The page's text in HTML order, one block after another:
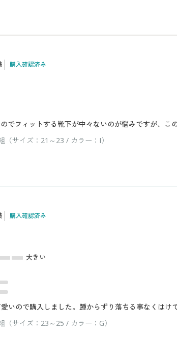
購入確認済み
でフィットする靴下が中々ないのが悩みですが、
（サイズ：21～23 / カラー：I）
購入確認済み
大きい
ので購入しました。踵からずり落ちる事なくはけて
（サイズ：23～25 / カラー：G）